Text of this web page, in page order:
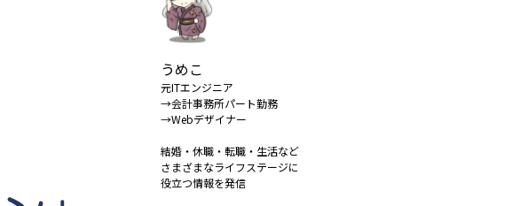
うめこ
元ITエンジニア
→会計事務所パート勤務
→Webデザイナー
結婚・休職・転職・生活など
さまざまなライフステージに
役立つ情報を発信